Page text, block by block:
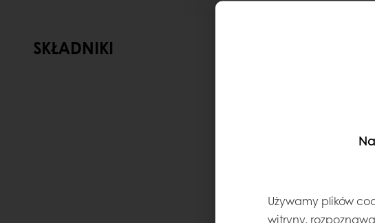
SKŁADNIKI
Używamy plików
witryny,